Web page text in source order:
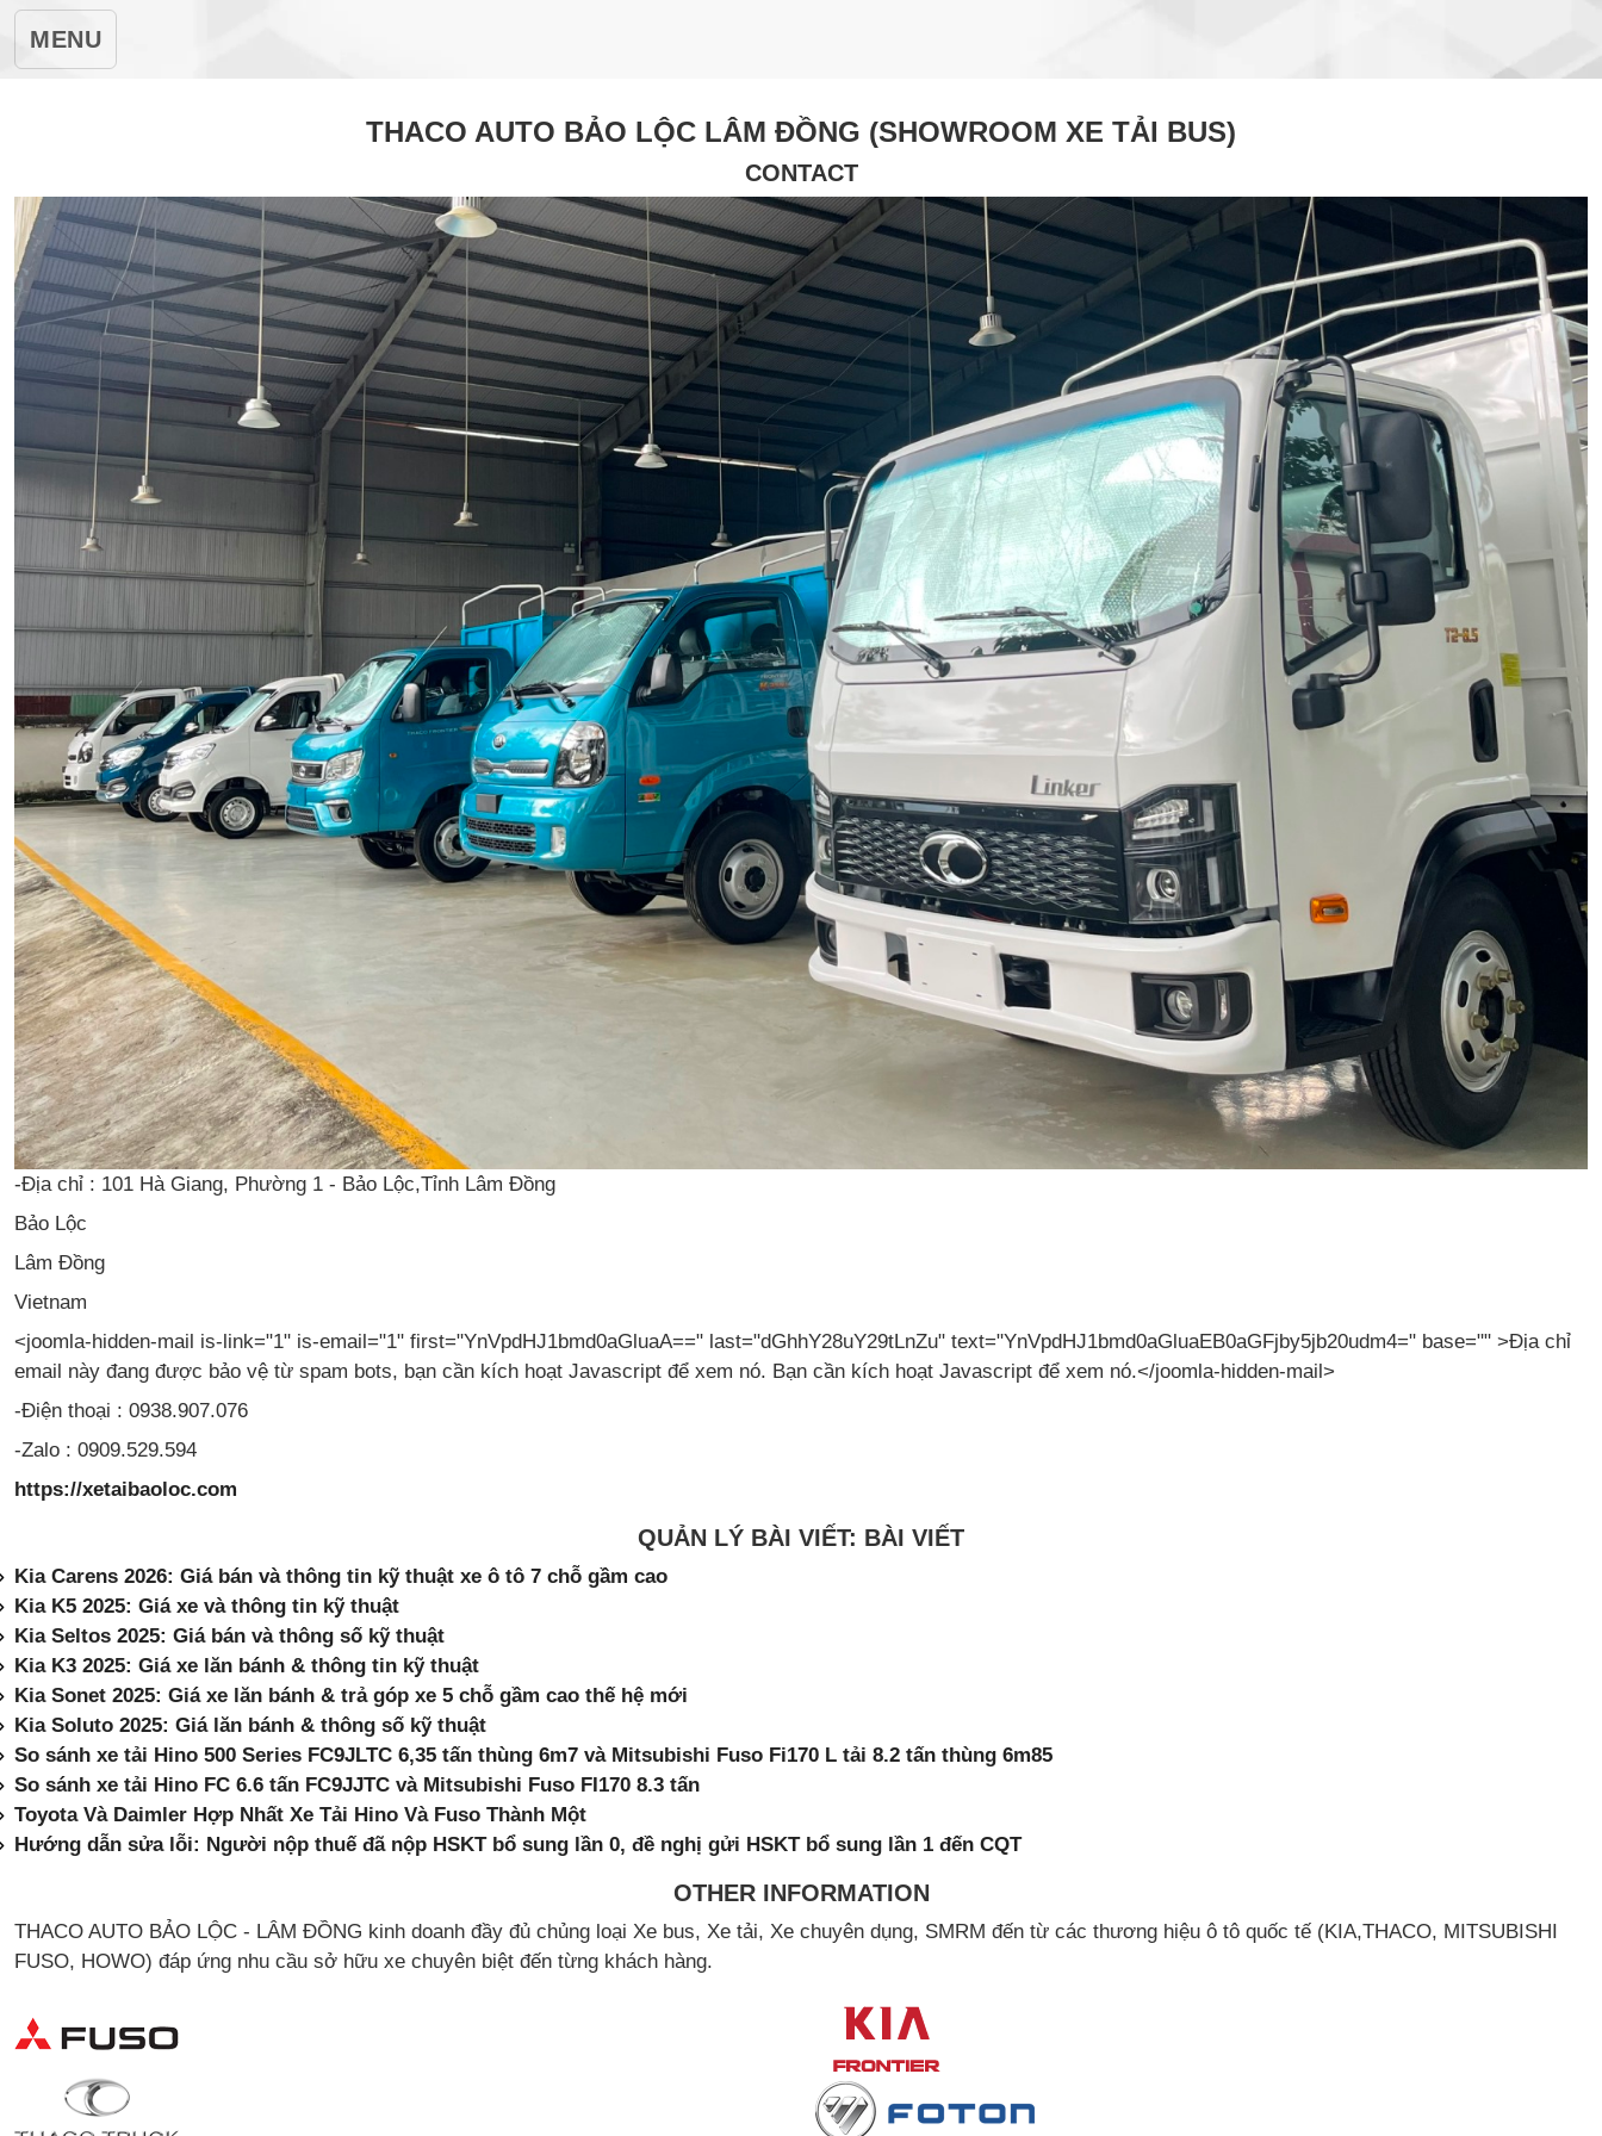
MENU
THACO AUTO BẢO LỘC LÂM ĐỒNG (SHOWROOM XE TẢI BUS)
CONTACT
Address
-Địa chỉ : 101 Hà Giang, Phường 1 - Bảo Lộc,Tỉnh Lâm Đồng
Bảo Lộc
Lâm Đồng
Vietnam
Email
<joomla-hidden-mail is-link="1" is-email="1" first="YnVpdHJ1bmd0aGluaA==" last="dGhhY28uY29tLnZu" text="YnVpdHJ1bmd0aGluaEB0aGFjby5jb20udm4=" base="" >Địa chỉ
email này đang được bảo vệ từ spam bots, bạn cần kích hoạt Javascript để xem nó. Bạn cần kích hoạt Javascript để xem nó.</joomla-hidden-mail>
Phone
-Điện thoại : 0938.907.076
Mobile
-Zalo : 0909.529.594
Website
https://xetaibaoloc.com
QUẢN LÝ BÀI VIẾT: BÀI VIẾT
Kia Carens 2026: Giá bán và thông tin kỹ thuật xe ô tô 7 chỗ gầm cao
Kia K5 2025: Giá xe và thông tin kỹ thuật
Kia Seltos 2025: Giá bán và thông số kỹ thuật
Kia K3 2025: Giá xe lăn bánh & thông tin kỹ thuật
Kia Sonet 2025: Giá xe lăn bánh & trả góp xe 5 chỗ gầm cao thế hệ mới
Kia Soluto 2025: Giá lăn bánh & thông số kỹ thuật
So sánh xe tải Hino 500 Series FC9JLTC 6,35 tấn thùng 6m7 và Mitsubishi Fuso Fi170 L tải 8.2 tấn thùng 6m85
So sánh xe tải Hino FC 6.6 tấn FC9JJTC và Mitsubishi Fuso FI170 8.3 tấn
Toyota Và Daimler Hợp Nhất Xe Tải Hino Và Fuso Thành Một
Hướng dẫn sửa lỗi: Người nộp thuế đã nộp HSKT bổ sung lần 0, đề nghị gửi HSKT bổ sung lần 1 đến CQT
OTHER INFORMATION
Other Information
THACO AUTO BẢO LỘC - LÂM ĐỒNG kinh doanh đầy đủ chủng loại Xe bus, Xe tải, Xe chuyên dụng, SMRM đến từ các thương hiệu ô tô quốc tế (KIA,THACO, MITSUBISHI
FUSO, HOWO) đáp ứng nhu cầu sở hữu xe chuyên biệt đến từng khách hàng.